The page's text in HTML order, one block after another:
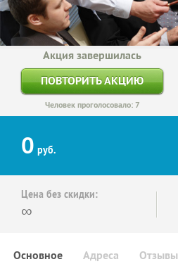
Акция завершилась
ПОВТОРИТЬ АКЦИЮ
Человек проголосовало: 7
0 руб.
Цена без скидки:
∞
Основное Отзывы
Адреса